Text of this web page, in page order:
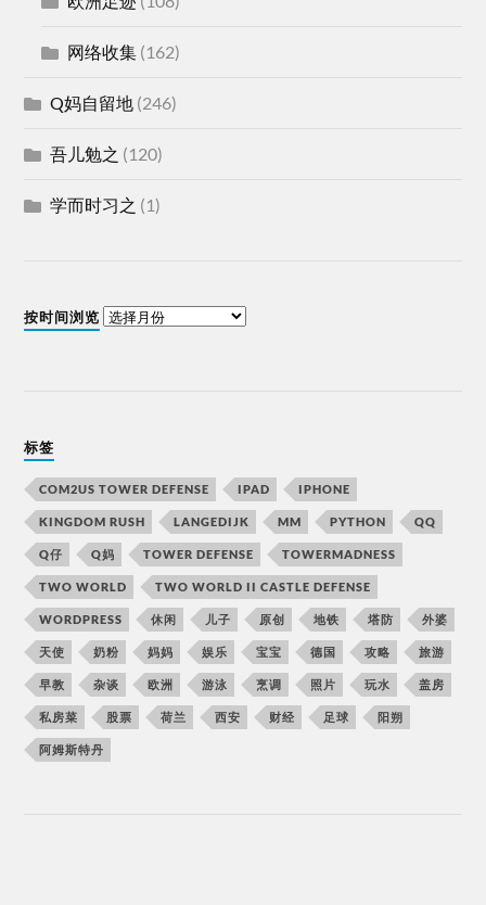
网络收集 (162)
Q妈自留地 (246)
吾儿勉之 (120)
学而时习之 (1)
按时间浏览
标签
COM2US TOWER DEFENSE IPAD IPHONE
KINGDOM RUSH LANGEDIJK MM PYTHON QQ
Q仔 Q妈 TOWER DEFENSE TOWERMADNESS
TWO WORLD TWO WORLD II CASTLE DEFENSE
WORDPRESS 休闲 儿子 原创 地铁 塔防 外婆
天使 奶粉 妈妈 娱乐 宝宝 德国 攻略 旅游
早教 杂谈 欧洲 游泳 烹调 照片 玩水 盖房
私房菜 股票 荷兰 西安 财经 足球 阳朔
阿姆斯特丹